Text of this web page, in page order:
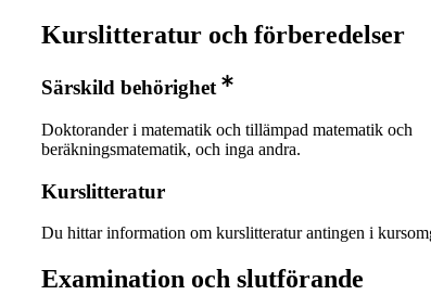
Kurslitteratur och förberedelser
Särskild behörighet
Doktorander i matematik och tillämpad matematik och
beräkningsmatematik, och inga andra.
Kurslitteratur
Du hittar information om kurslitteratur antingen i
Examination och slutförande